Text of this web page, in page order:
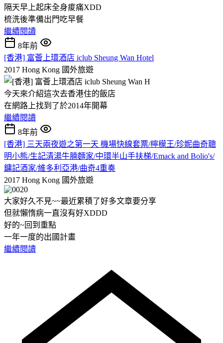
隔天早上起床全身痠痛XDD
梳洗後準備出門吃早餐
繼續閱讀
8年前
[香港] 富薈上環酒店 iclub Sheung Wan Hotel
2017 Hong Kong 國外旅遊
今天來介紹這次去香港住的飯店
在網路上找到了於2014年開幕
繼續閱讀
8年前
[香港] 三天兩夜遊之第一天 機場快線套票/檸檬王/珍妮曲奇聰
明小熊/生記清湯牛腩麵家/中環半山手扶梯/Emack and Bolio's/
鏞記酒家/維多利亞港/曲奇4重奏
2017 Hong Kong 國外旅遊
大家好久不見~~最近累積了好多文章要分享
但就懶惰病一直沒有好XDDD
好的~回到重點
一年一度的出國計畫
繼續閱讀